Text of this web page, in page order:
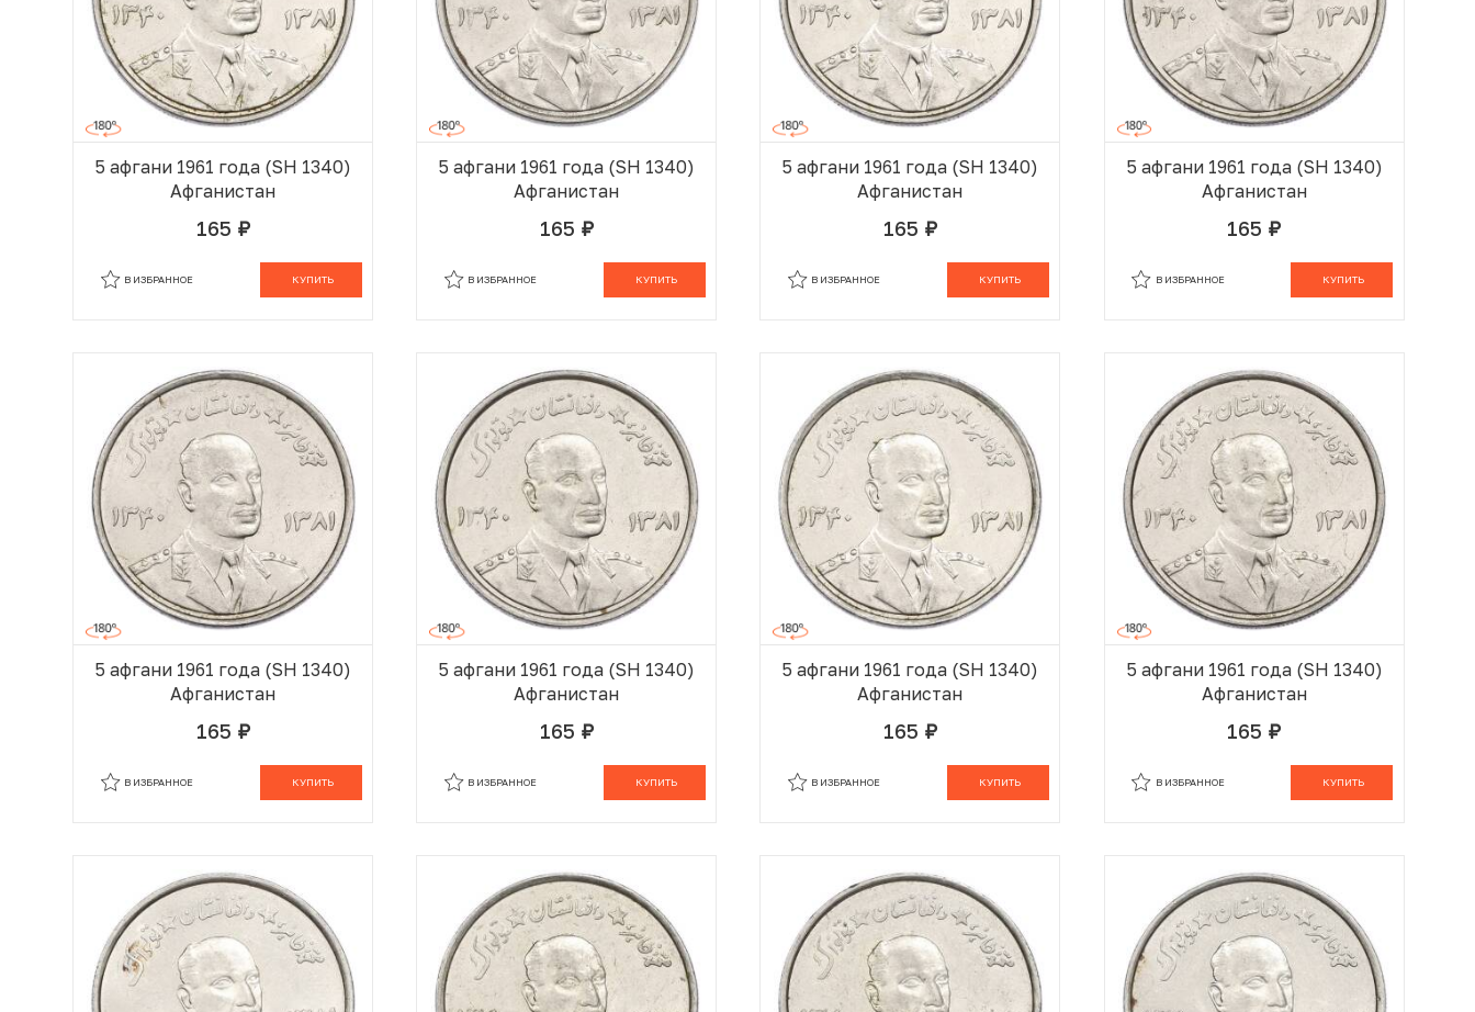
5 афгани 1961 года (SH 1340)
Афганистан
165 руб.
КУПИТЬ
В ИЗБРАННОЕ
5 афгани 1961 года (SH 1340)
Афганистан
165 руб.
КУПИТЬ
В ИЗБРАННОЕ
5 афгани 1961 года (SH 1340)
Афганистан
165 руб.
КУПИТЬ
В ИЗБРАННОЕ
5 афгани 1961 года (SH 1340)
Афганистан
165 руб.
КУПИТЬ
В ИЗБРАННОЕ
5 афгани 1961 года (SH 1340)
Афганистан
165 руб.
КУПИТЬ
В ИЗБРАННОЕ
5 афгани 1961 года (SH 1340)
Афганистан
165 руб.
КУПИТЬ
В ИЗБРАННОЕ
5 афгани 1961 года (SH 1340)
Афганистан
165 руб.
КУПИТЬ
В ИЗБРАННОЕ
5 афгани 1961 года (SH 1340)
Афганистан
165 руб.
КУПИТЬ
В ИЗБРАННОЕ